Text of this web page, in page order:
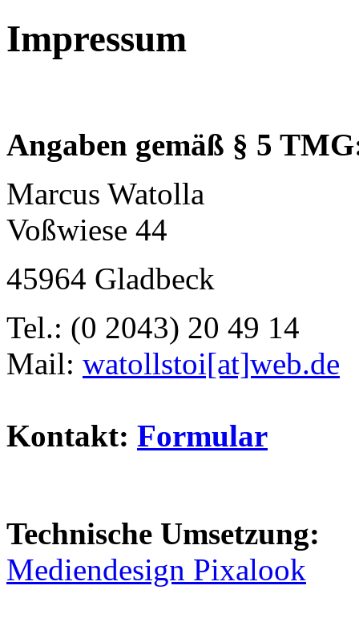
Impressum
Angaben gemäß § 5
Marcus Watolla
Voßwiese 44
45964 Gladbeck
Tel.: (0 2043) 20 49 14
Mail: watollstoi[at]web.de
Kontakt: Formular
Technische Umsetzung:
Mediendesign Pixalook